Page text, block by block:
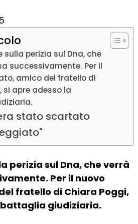
sulla perizia sul Dna, che
successivamente. Per il
amico del fratello di
si apre adesso la
stato scartato
perizia sul Dna, che verrà
Per il nuovo
fratello di Chiara Poggi,
giudiziaria.